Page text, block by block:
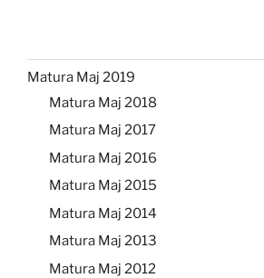
Matura Maj 2019
Matura Maj 2018
Matura Maj 2017
Matura Maj 2016
Matura Maj 2015
Matura Maj 2014
Matura Maj 2013
Matura Maj 2012